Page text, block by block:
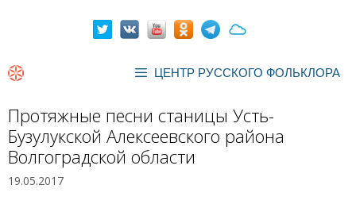
ЦЕНТР РУССКОГО ФОЛЬКЛОРА
Протяжные песни станицы Усть-
Бузулукской Алексеевского района
Волгоградской области
19.05.2017